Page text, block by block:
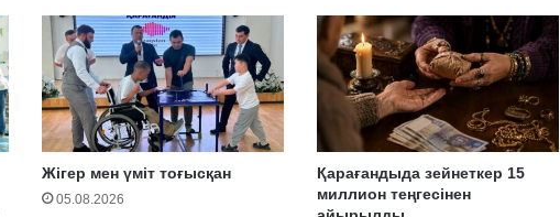
Жігер мен үміт тоғысқан
05.08.2026
Қарағандыда зейнеткер 15
миллион теңгесінен